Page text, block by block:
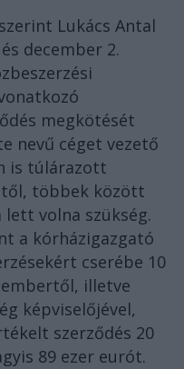
szerint Lukács Antal
december 2.
megkötését
nevű céget vezető
is túlárazott
többek között
volna szükség.
a kórházigazgató
cserébe 10
illetve
képviselőjével,
szerződés 20
89 ezer eurót.